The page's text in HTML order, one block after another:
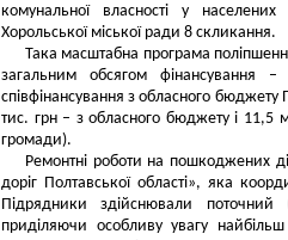
комунальної власності у
Хорольської міської ради 8 скликання.
Така масштабна програма
загальним обсягом фінансування
співфінансування з обласного бюджету
тис. грн – з обласного бюджету і 11,5
громади).
Ремонтні роботи на пошкоджених
доріг Полтавської області», яка
Підрядники здійснювали поточний
приділяючи особливу увагу